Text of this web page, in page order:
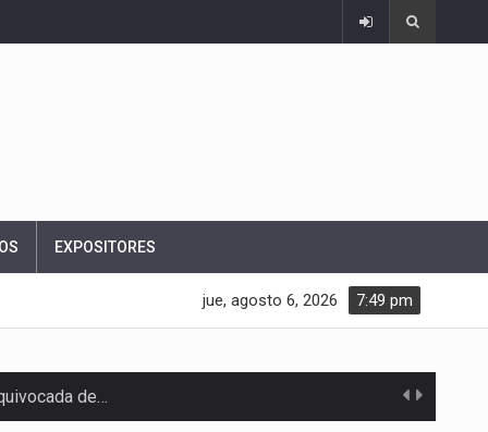
EXPOSITORES
7:49 pm
jue, agosto 6, 2026
de…